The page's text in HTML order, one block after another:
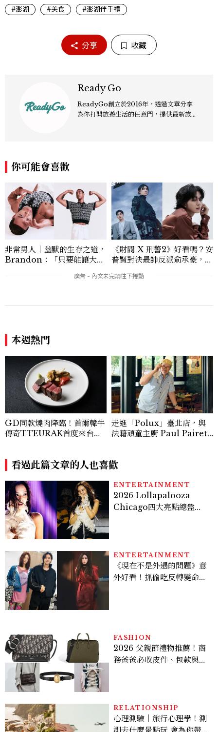
#澎湖 #美食 #澎湖伴手禮
分享 收藏
Ready Go
ReadyGo創立於2016年，透過文章分享
為你打開旅遊生活的任意門，提供最新旅遊
你可能會喜歡
非常男人｜幽默的生存之道，
Brandon：「只要能讓大家
讓敵人成為朋友。」
《財閥 X 刑警2》好看嗎？安
普賢對決最帥反派俞承豪，鄭
卡，用錢輾壓罪犯的陳利手回
本週熱門
GD同款燒肉降臨！首爾韓牛
傳奇TTEURAK首度來台，
走進「Polux」臺北店，與
法籍頑童主廚 Paul Pairet
看過此篇文章的人也喜歡
ENTERTAINMENT
2026 Lollapalooza
Chicago四大亮點總盤
ENTERTAINMENT
《現在不是外遇的問題》意
外好看！抓偷吃反轉變命
FASHION
2026 父親節禮物推薦！商
務爸爸必收皮件、包款與鞋
RELATIONSHIP
心理測驗｜旅行心理學！測
測去什麼景點玩 會為你帶來